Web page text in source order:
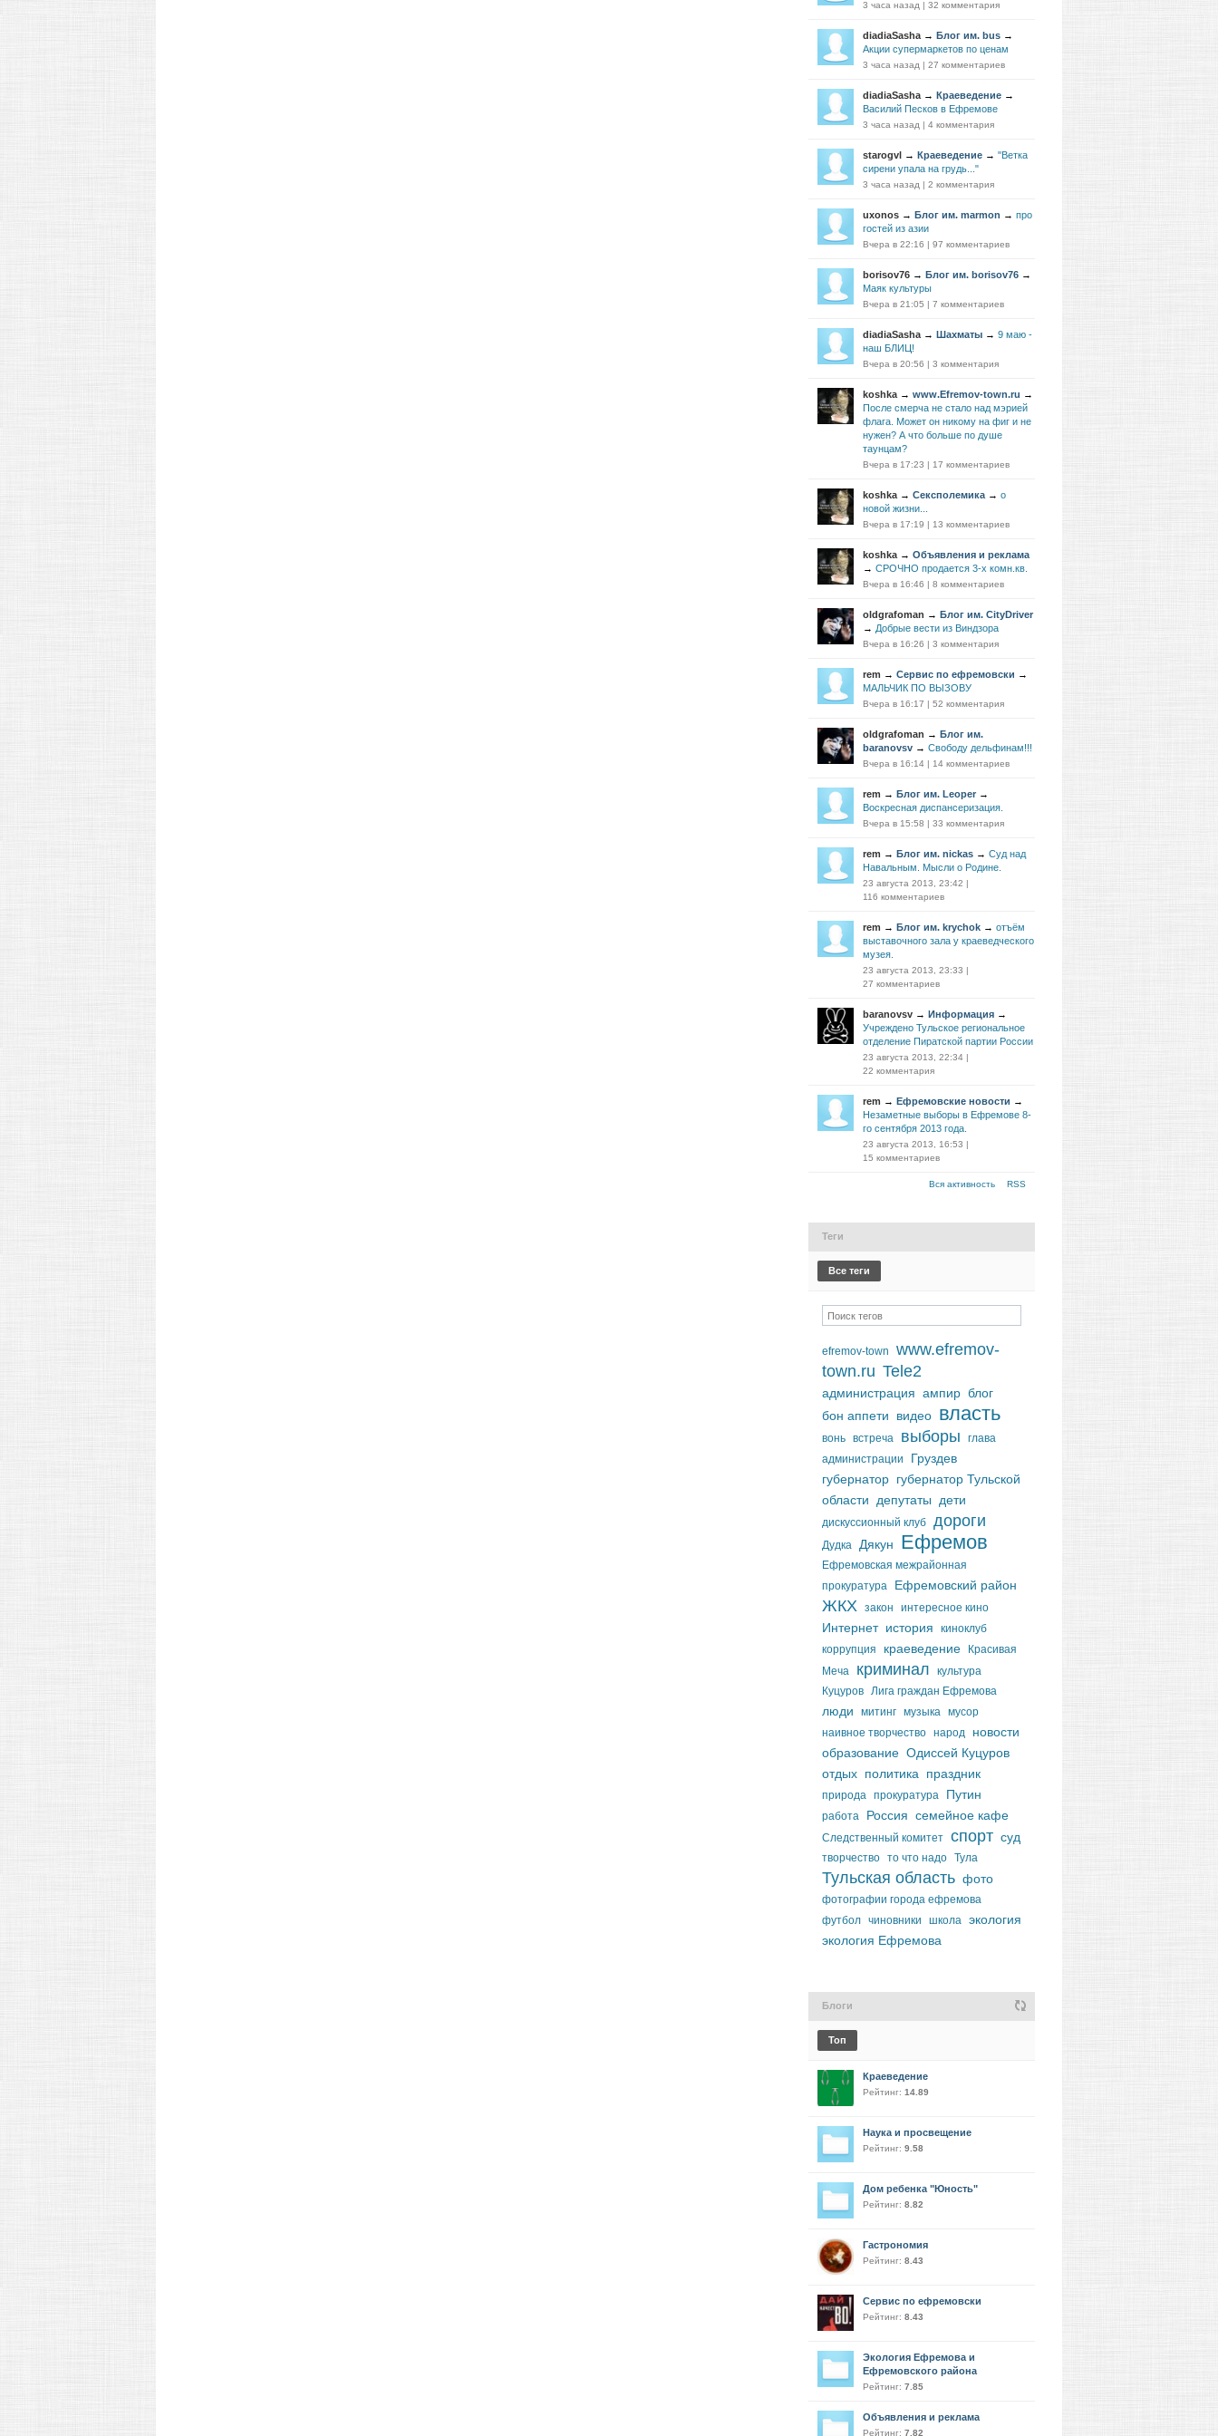
3 часа назад | 32 комментария
diadiaSasha → Блог им. bus →
Акции супермаркетов по ценам
3 часа назад | 27 комментариев
diadiaSasha → Краеведение →
Василий Песков в Ефремове
3 часа назад | 4 комментария
starogvl → Краеведение → "Ветка
сирени упала на грудь..."
3 часа назад | 2 комментария
uxonos → Блог им. marmon → про
гостей из азии
Вчера в 22:16 | 97 комментариев
borisov76 → Блог им. borisov76 →
Маяк культуры
Вчера в 21:05 | 7 комментариев
diadiaSasha → Шахматы → 9 маю -
наш БЛИЦ!
Вчера в 20:56 | 3 комментария
koshka → www.Efremov-town.ru →
После смерча не стало над мэрией
флага. Может он никому на фиг и не
нужен? А что больше по душе
таунцам?
Вчера в 17:23 | 17 комментариев
koshka → Сексполемика → о
новой жизни...
Вчера в 17:19 | 13 комментариев
koshka → Объявления и реклама
→ СРОЧНО продается 3-х комн.кв.
Вчера в 16:46 | 8 комментариев
oldgrafoman → Блог им. CityDriver
→ Добрые вести из Виндзора
Вчера в 16:26 | 3 комментария
rem → Сервис по ефремовски →
МАЛЬЧИК ПО ВЫЗОВУ
Вчера в 16:17 | 52 комментария
oldgrafoman → Блог им.
baranovsv → Свободу дельфинам!!!
Вчера в 16:14 | 14 комментариев
rem → Блог им. Leoper →
Воскресная диспансеризация.
Вчера в 15:58 | 33 комментария
rem → Блог им. nickas → Суд над
Навальным. Мысли о Родине.
23 августа 2013, 23:42 |
116 комментариев
rem → Блог им. krychok → отъём
выставочного зала у краеведческого
музея.
23 августа 2013, 23:33 |
27 комментариев
baranovsv → Информация →
Учреждено Тульское региональное
отделение Пиратской партии России
23 августа 2013, 22:34 |
22 комментария
rem → Ефремовские новости →
Незаметные выборы в Ефремове 8-
го сентября 2013 года.
23 августа 2013, 16:53 |
15 комментариев
Вся активность RSS
Теги
Все теги
efremov-town
www.efremov-
town.ru Tele2
администрация ампир блог
бон аппети
видео власть
вонь встреча выборы
глава
администрации
Груздев
губернатор губернатор Тульской
области
депутаты дети
дискуссионный клуб дороги
Дудка Дякун Ефремов
Ефремовская межрайонная
прокуратура
Ефремовский район
ЖКХ закон интересное кино
Интернет история
киноклуб
коррупция
краеведение
Красивая
Меча
криминал
культура
Куцуров Лига граждан Ефремова
люди митинг музыка мусор
наивное творчество народ
новости
образование Одиссей Куцуров
отдых политика праздник
природа прокуратура Путин
работа Россия семейное кафе
Следственный комитет спорт суд
творчество то что надо Тула
Тульская область фото
фотографии города ефремова
футбол чиновники школа экология
экология Ефремова
Блоги
Топ
Краеведение
Рейтинг: 14.89
Наука и просвещение
Рейтинг: 9.58
Дом ребенка "Юность"
Рейтинг: 8.82
Гастрономия
Рейтинг: 8.43
Сервис по ефремовски
Рейтинг: 8.43
Экология Ефремова и
Ефремовского района
Рейтинг: 7.85
Объявления и реклама
Рейтинг: 7.82